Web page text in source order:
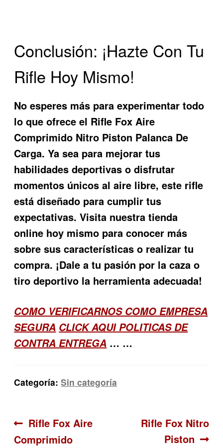
Conclusión: ¡Hazte Con Tu
Rifle Hoy Mismo!
No esperes más para experimentar todo
lo que ofrece el Rifle Fox Aire
Comprimido Nitro Piston Palanca De
Carga. Ya sea para mejorar tus
habilidades deportivas o disfrutar
momentos únicos al aire libre, este rifle
está diseñado para cumplir tus
expectativas. Visita nuestra tienda
online hoy mismo para conocer más
sobre sus características o realizar tu
compra. ¡Dale a tu pasión por la caza o
tiro deportivo la herramienta adecuada!
COMO VERIFICARNOS COMO EMPRESA
SEGURA CLICK AQUI POLITICAS DE
CONTRA ENTREGA … …
Categoría:Sin categoría
Navegación
Anterior:
Rifle Fox Aire
Comprimido
Siguiente:
Rifle Fox Nitro
Piston